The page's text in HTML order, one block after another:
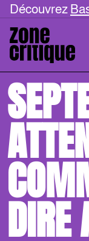
Découvrez
DIRE